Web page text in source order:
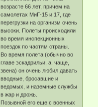
возрасте 66 лет, причем на
самолетах МиГ-15 и 17, где
перегрузки на организм очень
высоки. Полеты происходили
во время инспекционных
поездок по частям страны.
Во время полета (обычно во
главе эскадрильи, а, чаще,
звена) он очень любил давать
вводные, бросавшие и
ведомых, и наземные службы
в жар и дрожь.
Позывной его еще с военных